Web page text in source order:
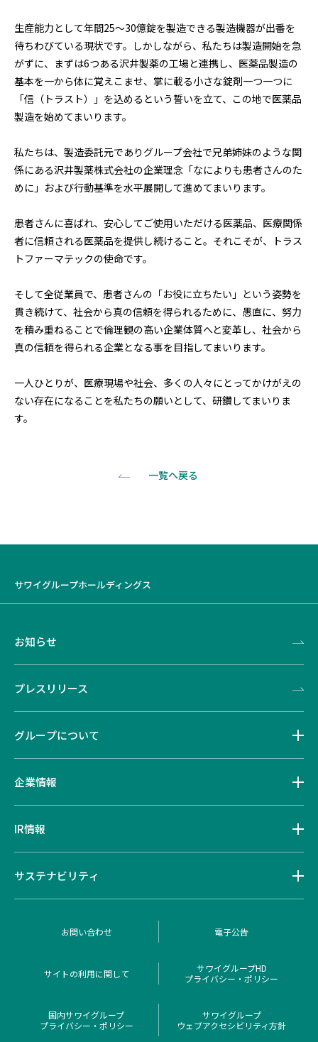
生産能力として年間25～30億錠を製造できる製造機器が出番を
待ちわびている現状です。しかしながら、私たちは製造開始を急
がずに、まずは6つある沢井製薬の工場と連携し、医薬品製造の
基本を一から体に覚えこませ、掌に載る小さな錠剤一つ一つに
「信（トラスト）」を込めるという誓いを立て、この地で医薬品
製造を始めてまいります。
私たちは、製造委託元でありグループ会社で兄弟姉妹のような関
係にある沢井製薬株式会社の企業理念「なによりも患者さんのた
めに」および行動基準を水平展開して進めてまいります。
患者さんに喜ばれ、安心してご使用いただける医薬品、医療関係
者に信頼される医薬品を提供し続けること。それこそが、トラス
トファーマテックの使命です。
そして全従業員で、患者さんの「お役に立ちたい」という姿勢を
貫き続けて、社会から真の信頼を得られるために、愚直に、努力
を積み重ねることで倫理観の高い企業体質へと変革し、社会から
真の信頼を得られる企業となる事を目指してまいります。
一人ひとりが、医療現場や社会、多くの人々にとってかけがえの
ない存在になることを私たちの願いとして、研鑽してまいりま
す。
一覧へ戻る
サワイグループホールディングス
お知らせ
プレスリリース
グループについて
企業情報
IR情報
サステナビリティ
お問い合わせ 電子公告
サイトの利用に関して
サワイグループHD
プライバシー・ポリシー
国内サワイグループ
プライバシー・ポリシー
サワイグループ
ウェブアクセシビリティ方針